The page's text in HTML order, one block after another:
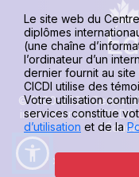
© 1990-2026 Centre
internationaux
Politique de
Le site web du
diplômes
(une chaîne
l’ordinateur d’un
dernier fournit au
CICDI utilise des
Votre utilisation
services constitue
d’utilisation et de la